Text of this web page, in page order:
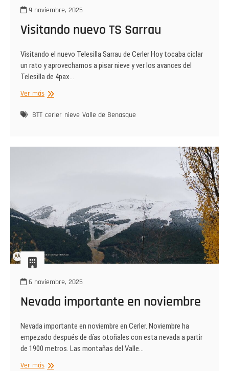
9 noviembre, 2025
Visitando nuevo TS Sarrau
Visitando el nuevo Telesilla Sarrau de Cerler Hoy tocaba ciclar
un rato y aprovechamos a pisar nieve y ver los avances del
Telesilla de 4pax…
Ver másVisitando
TS
BTT cerler nieve Valle de Benasque
6 noviembre, 2025
Nevada importante en noviembre
Nevada importante en noviembre en Cerler. Noviembre ha
empezado después de días otoñales con esta nevada a partir
de 1900 metros. Las montañas del Valle…
Ver másNevada